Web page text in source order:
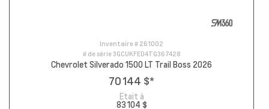
Inventaire # 261002
# de série3GCUKFED4TG367428
Chevrolet Silverado 1500 LT Trail Boss 2026
70 144 $*
Etait à
83 104 $